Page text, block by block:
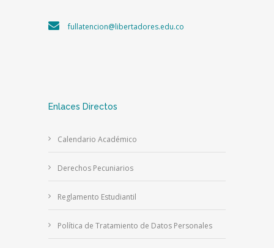
fullatencion@libertadores.edu.co
Enlaces Directos
Calendario Académico
Derechos Pecuniarios
Reglamento Estudiantil
Política de Tratamiento de Datos Personales